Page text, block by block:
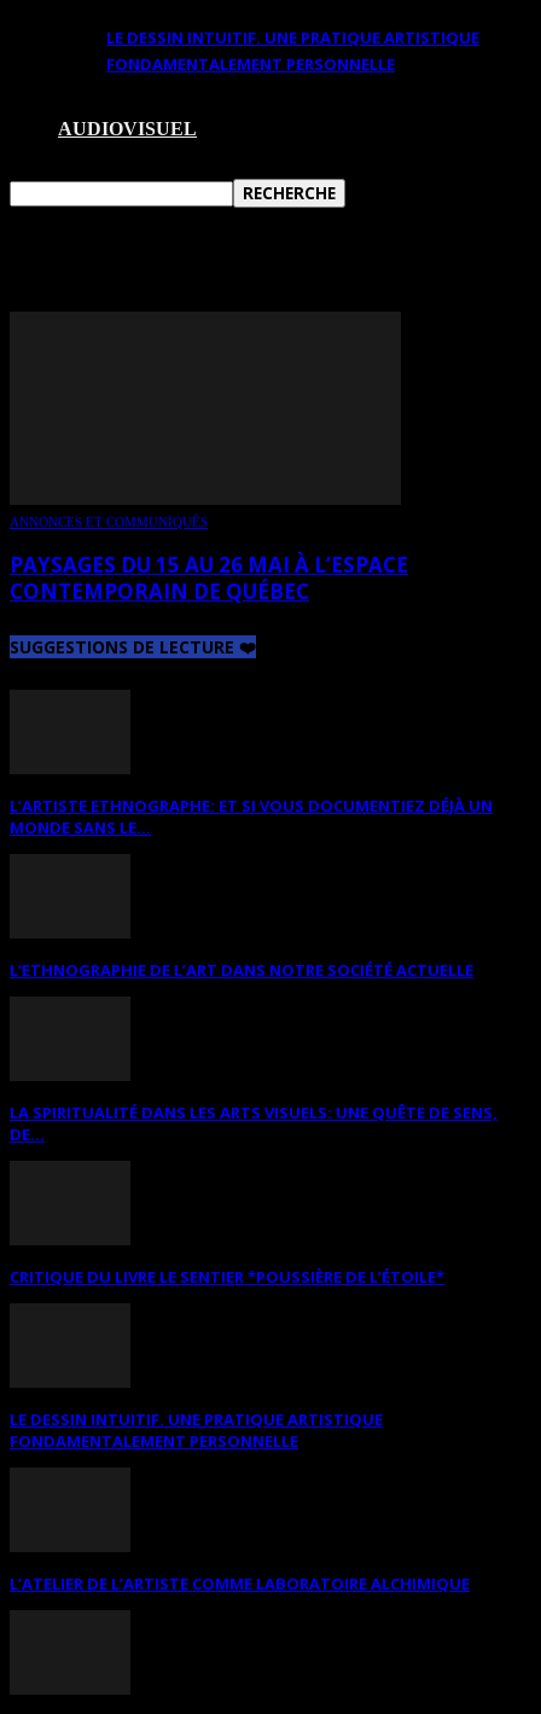
LE DESSIN INTUITIF. UNE PRATIQUE ARTISTIQUE
FONDAMENTALEMENT PERSONNELLE
AUDIOVISUEL
ANNONCES ET COMMUNIQUÉS
PAYSAGES DU 15 AU 26 MAI À L’ESPACE
CONTEMPORAIN DE QUÉBEC
SUGGESTIONS DE LECTURE ❤️
L’ARTISTE ETHNOGRAPHE: ET SI VOUS DOCUMENTIEZ DÉJÀ UN
MONDE SANS LE...
L’ETHNOGRAPHIE DE L’ART DANS NOTRE SOCIÉTÉ ACTUELLE
LA SPIRITUALITÉ DANS LES ARTS VISUELS: UNE QUÊTE DE SENS,
DE...
CRITIQUE DU LIVRE LE SENTIER *POUSSIÈRE DE L’ÉTOILE*
LE DESSIN INTUITIF. UNE PRATIQUE ARTISTIQUE
FONDAMENTALEMENT PERSONNELLE
L’ATELIER DE L’ARTISTE COMME LABORATOIRE ALCHIMIQUE